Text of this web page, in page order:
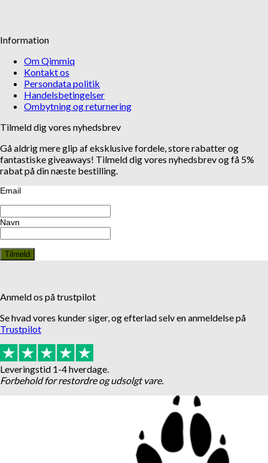
Information
Om Qimmiq
Kontakt os
Persondata politik
Handelsbetingelser
Ombytning og returnering
Tilmeld dig vores nyhedsbrev
Gå aldrig mere glip af eksklusive fordele, store rabatter og
fantastiske giveaways! Tilmeld dig vores nyhedsbrev og få 5%
rabat på din næste bestilling.
Email
Navn
Anmeld os på trustpilot
Se hvad vores kunder siger, og efterlad selv en anmeldelse på
Trustpilot
Leveringstid 1-4 hverdage.
Forbehold for restordre og udsolgt vare.